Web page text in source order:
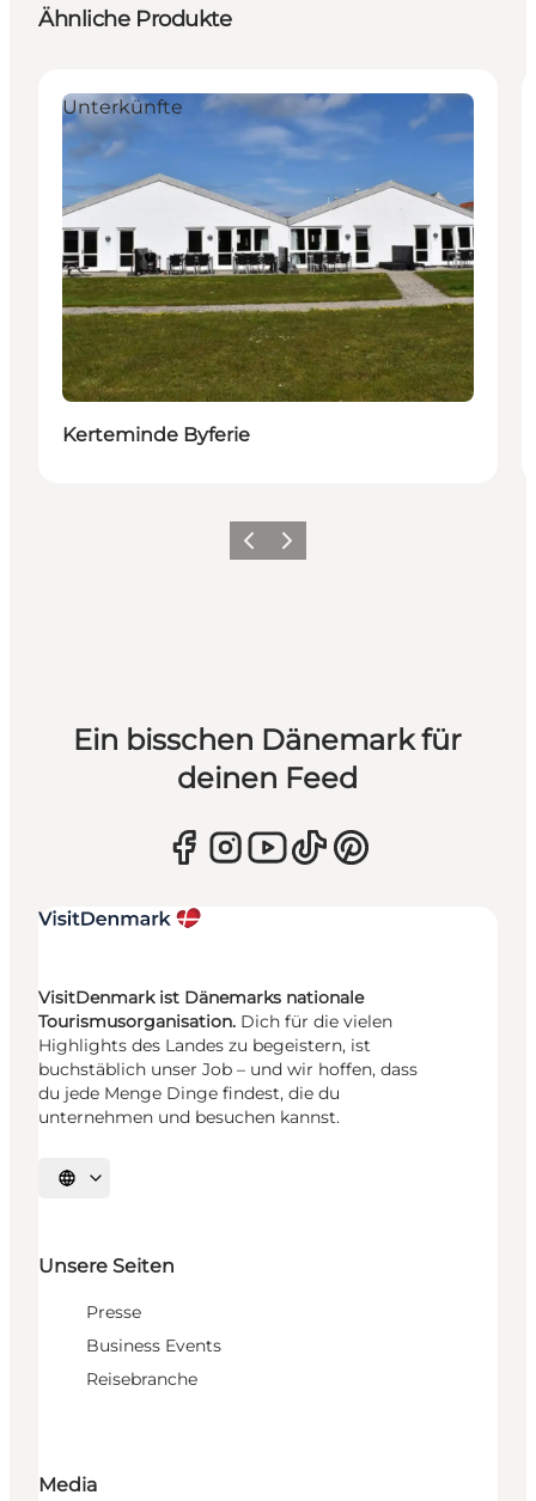
Ähnliche Produkte
Unterkünfte
Kerteminde Byferie
ZurückWeiter
Ein bisschen Dänemark für
deinen Feed
VisitDenmark ist Dänemarks nationale
Tourismusorganisation. Dich für die vielen
Highlights des Landes zu begeistern, ist
buchstäblich unser Job – und wir hoffen, dass
du jede Menge Dinge findest, die du
unternehmen und besuchen kannst.
Sprache auswählen
Unsere Seiten
Presse
Business Events
Reisebranche
Media